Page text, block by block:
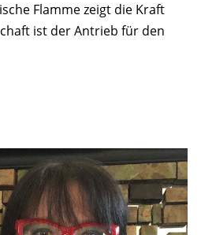
Flamme zeigt die Kraft
ist der Antrieb für den